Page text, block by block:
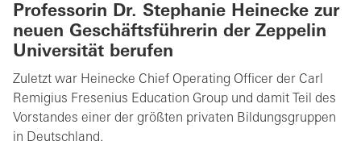
Professorin Dr. Stephanie Heinecke zur
neuen Geschäftsführerin der Zeppelin
Universität berufen
Zuletzt war Heinecke Chief Operating Officer der Carl
Remigius Fresenius Education Group und damit Teil des
Vorstandes einer der größten privaten Bildungsgruppen
in Deutschland.